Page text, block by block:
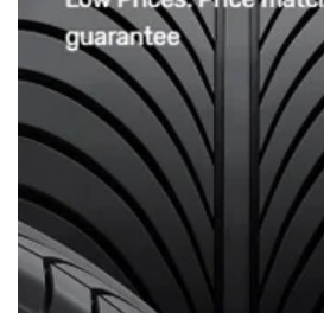
3/ Chế độ bảo
hành 18 tháng
Xưởng Ô tô